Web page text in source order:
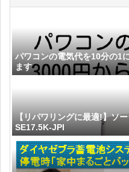
パワコンの電気代を10分の
ます
【リパワリングに最適!】ソ
SE17.5K-JPI